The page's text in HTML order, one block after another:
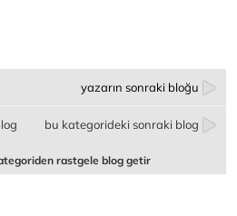
yazarın sonraki bloğu
bu kategorideki sonraki blog
rastgele blog getir